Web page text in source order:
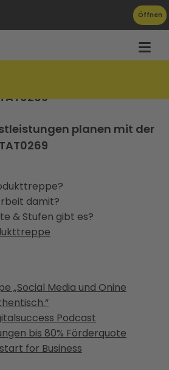
Öffnen
planen mit der
damit?
& Stufen gibt es?
„Social Media und Onine
Podcast
bis 80% Förderquote
for Business